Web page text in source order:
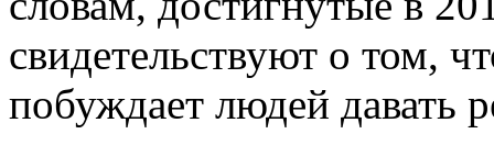
свидетельствуют о том,
побуждает людей давать